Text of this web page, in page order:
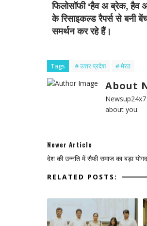
फिलोसॉफी‘हैव अ ब्रेक,हैव
के रिसाइकल्‍ड रैपर्स से बनी
समर्थन कर रहे हैं।
Tags # उत्तर प्रदेश # मेरठ
About
about you.
Newer Article
देश की उन्नति में सैफी समाज का बड़ा
RELATED POSTS: